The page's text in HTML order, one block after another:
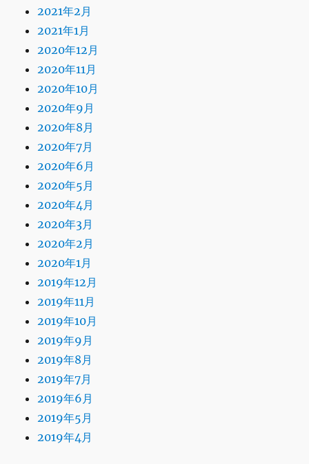
2021年2月
2021年1月
2020年12月
2020年11月
2020年10月
2020年9月
2020年8月
2020年7月
2020年6月
2020年5月
2020年4月
2020年3月
2020年2月
2020年1月
2019年12月
2019年11月
2019年10月
2019年9月
2019年8月
2019年7月
2019年6月
2019年5月
2019年4月